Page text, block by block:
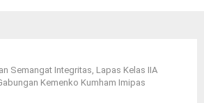
Semangat Integritas, Lapas Kelas IIA
Kemenko Kumham Imipas